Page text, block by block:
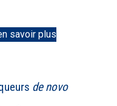
savoir plus
de novo